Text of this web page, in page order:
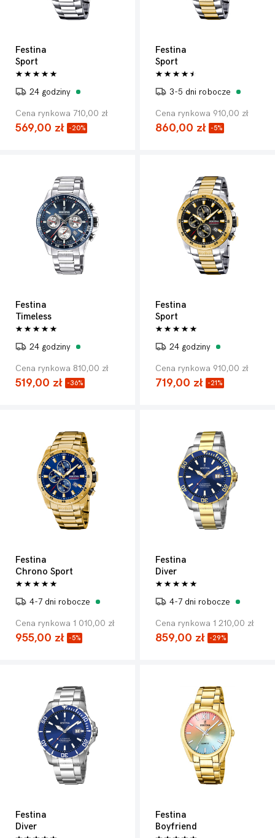
Festina
Sport
24 godziny
Cena rynkowa 710,00 zł
569,00 zł -20%
Festina
Sport
3-5 dni robocze
Cena rynkowa 910,00 zł
860,00 zł -5%
Festina
Timeless
24 godziny
Cena rynkowa 810,00 zł
519,00 zł -36%
Festina
Sport
24 godziny
Cena rynkowa 910,00 zł
719,00 zł -21%
Festina
Chrono Sport
4-7 dni robocze
Cena rynkowa 1 010,00 zł
955,00 zł -5%
Festina
Diver
4-7 dni robocze
Cena rynkowa 1 210,00 zł
859,00 zł -29%
Festina
Diver
Festina
Boyfriend